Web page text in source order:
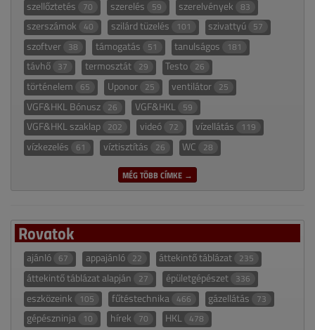
szellőztetés 70 szerelés 59 szerelvények 83
szerszámok 40 szilárd tüzelés 101 szivattyú 57
szoftver 38 támogatás 51 tanulságos 181
távhő 37 termosztát 29 Testo 26
történelem 65 Uponor 25 ventilátor 25
VGF&HKL Bónusz 26 VGF&HKL 59
VGF&HKL szaklap 202 videó 72 vízellátás 119
vízkezelés 61 víztisztítás 26 WC 28
MÉG TÖBB CÍMKE →
Rovatok
ajánló 67 appajánló 22 áttekintő táblázat 235
áttekintő táblázat alapján 27 épületgépészet 336
eszközeink 105 fűtéstechnika 466 gázellátás 73
gépészninja 10 hírek 70 HKL 478